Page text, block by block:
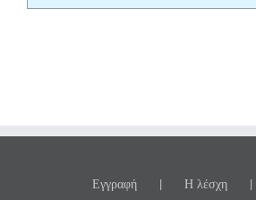
Εγγραφή Η λέσχη